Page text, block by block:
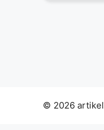
© 2026